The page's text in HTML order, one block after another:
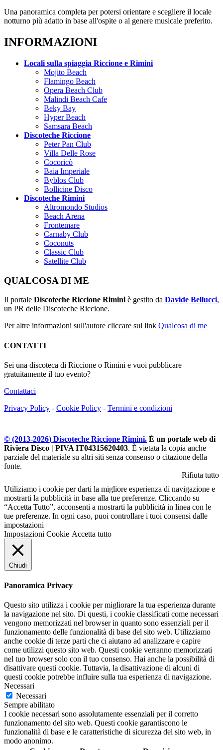
Una panoramica completa per potersi orientare e scegliere il locale
notturno più adatto in base all'ospite o al genere musicale preferito.
INFORMAZIONI
Locali sulla spiaggia Riccione e Rimini
Mojito Beach
Flamingo Beach
Opera Beach Club
Malindi Beach Cafe
Beky Bay
Hyper Beach
Samsara Beach
Discoteche Riccione
Peter Pan Club
Villa Delle Rose
Cocoricò
Baia Imperiale
Byblos Club
Bollicine Disco
Discoteche Rimini
Altromondo Studios
Beach Arena
Frontemare
Carnaby Club
Coconuts
Classic Club
Satellite Club
QUALCOSA DI ME
Il portale Discoteche Riccione Rimini è gestito da Davide Bellucci,
un PR delle Discoteche Riccione.
Per altre informazioni sull'autore cliccare sul link Qualcosa di me
CONTATTI
Sei una discoteca di Riccione o Rimini e vuoi pubblicare
gratuitamente il tuo evento?
Contattaci
Privacy Policy - Cookie Policy - Termini e condizioni
© (2013-2026) Discoteche Riccione Rimini. È un portale web di
Riviera Disco | PIVA IT04315620403. È vietata la copia anche
parziale del materiale su altri siti senza consenso o citazione della
fonte.
Rifiuta tutto
Utiliziamo i cookie per darti la migliore esperienza di navigazione e
mostrarti la pubblicità in base alla tue preferenze. Cliccando su
“Accetta Tutto”, acconsenti a mostrarti la pubblicità in linea con le
tue preferenze. In ogni caso, puoi controllare i tuoi consensi dalle
impostazioni
Impostazioni Cookie Accetta tutto
Chiudi
Panoramica Privacy
Questo sito utilizza i cookie per migliorare la tua esperienza durante
la navigazione nel sito. Di questi, i cookie classificati come necessari
vengono memorizzati nel browser in quanto sono essenziali per il
funzionamento delle funzionalità di base del sito web. Utilizziamo
anche cookie di terze parti che ci aiutano ad analizzare e capire
come utilizzi questo sito web. Questi cookie verranno memorizzati
nel tuo browser solo con il tuo consenso. Hai anche la possibilità di
disattivare questi cookie. Tuttavia, la disattivazione di alcuni di
questi cookie potrebbe influire sulla tua esperienza di navigazione.
Necessari
Necessari
Sempre abilitato
I cookie necessari sono assolutamente essenziali per il corretto
funzionamento del sito web. Questi cookie garantiscono le
funzionalità di base e le caratteristiche di sicurezza del sito web, in
modo anonimo.